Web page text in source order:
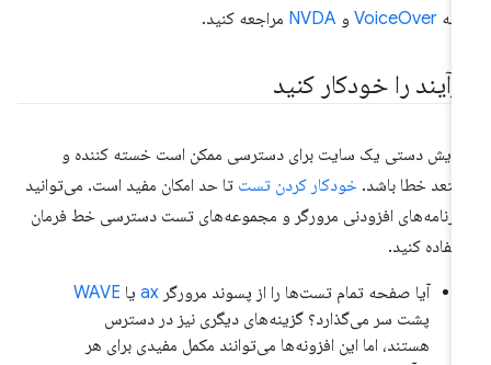
VoiceOverوNVDAمراجعه کنید.
را خودکار کنید
دستی یک سایت برای دسترسی ممکن است خسته کننده و
خطا باشد.خودکار کردن تستتا حد امکان مفید است. می‌توانید
برنامه‌های افزودنی مرورگر و مجموعه‌های تست دسترسی خط فرمان
کنید.
آیا صفحه تمام تست‌ها را از پسوند مرورگرax یاWAVE
پشت سر می‌گذارد؟ گزینه‌های دیگری نیز در دسترس
هستند، اما این افزونه‌ها می‌توانند مکمل مفیدی برای هر